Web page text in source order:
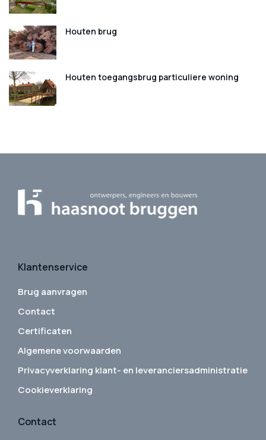
Houten brug
Houten toegangsbrug particuliere woning
Klantenservice
Brug aanvragen
Contact
Certificaten
Algemene voorwaarden
Privacyverklaring klant- en leveranciersadministratie
Cookieverklaring
Contact